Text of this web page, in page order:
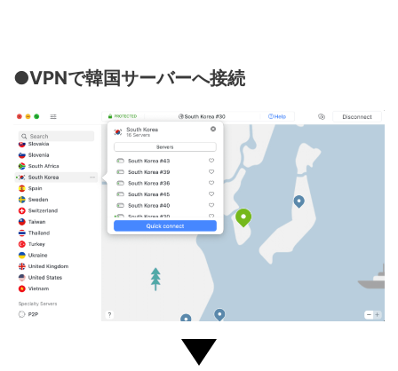
●VPNで韓国サーバーへ接続